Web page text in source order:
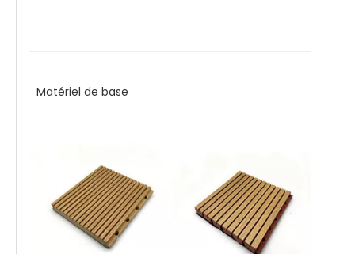
Matériel de base